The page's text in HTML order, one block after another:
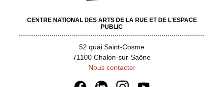
CENTRE NATIONAL DES ARTS DE LA RUE ET DE L'ESPACE
PUBLIC
52 quai Saint-Cosme
71100 Chalon-sur-Saône
Nous contacter